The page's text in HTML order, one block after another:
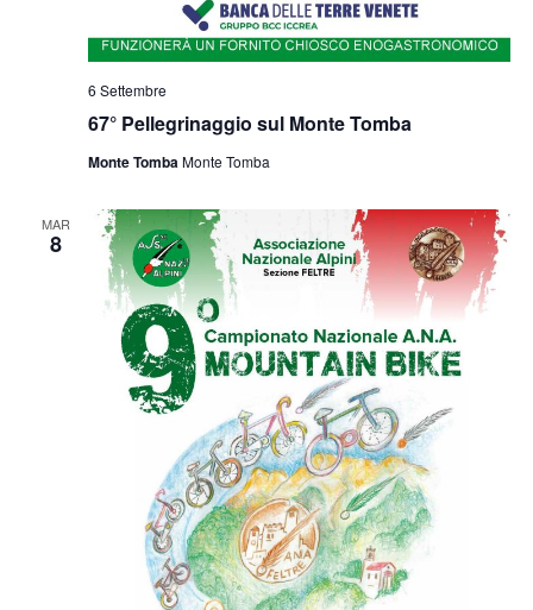
67° Pellegrinaggio sul Monte Tomba
6 Settembre
Monte TombaMonte Tomba
MAR
8